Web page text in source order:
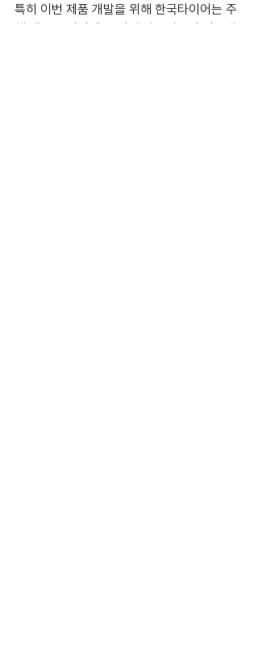
특히 이번 제품 개발을 위해 한국타이어는 주
행 테스트 과정에 AI 지원 알고리즘이 적용됐